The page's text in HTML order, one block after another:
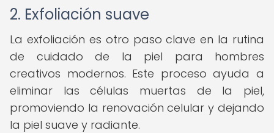
2. Exfoliación suave
La exfoliación es otro paso clave en la rutina
de cuidado de la piel para hombres
creativos modernos. Este proceso ayuda a
eliminar las células muertas de la piel,
promoviendo la renovación celular y dejando
la piel suave y radiante.